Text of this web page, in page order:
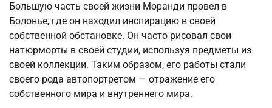
Большую часть своей жизни Моранди провел в
Болонье, где он находил инспирацию в своей
собственной обстановке. Он часто рисовал свои
натюрморты в своей студии, используя предметы из
своей коллекции. Таким образом, его работы стали
своего рода автопортретом — отражение его
собственного мира и внутреннего мира.